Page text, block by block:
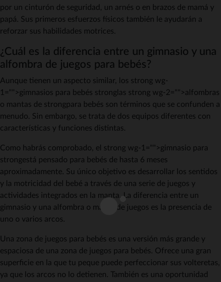
por un cinturón de seguridad, un arnés o en brazos de mamá y
papá. Sus primeros esfuerzos físicos también le ayudarán a
reforzar sus habilidades motrices.
¿Cuál es la diferencia entre un gimnasio y una
alfombra de juegos para bebés?
Aunque tienen un aspecto similar, los strong wg-
1="">gimnasios para bebés stronglas strong wg-2="">alfombras
o mantas de strongpara bebés son términos que se confunden a
menudo. Sin embargo, se trata de dos equipos diferentes con
características y funciones distintas.
Como habrás comprobado, el strong wg-1="">gimnasio para
strongestá pensado para bebés de hasta 6 meses
aproximadamente. Su único objetivo es desarrollar los sentidos
y la motricidad del bebé a través de una serie de juegos y
actividades integrados en la manta. La diferencia entre un
gimnasio y una alfombra o manta de juegos es la presencia de
uno o varios arcos.
Una zona de juegos para bebés es una versión más grande y
espaciosa de una zona de juegos para bebés. Ofrece una gran
superficie en la que tu peque puede perfeccionar sus volteretas,
ya que los arcos no lo detienen. También es una oportunidad